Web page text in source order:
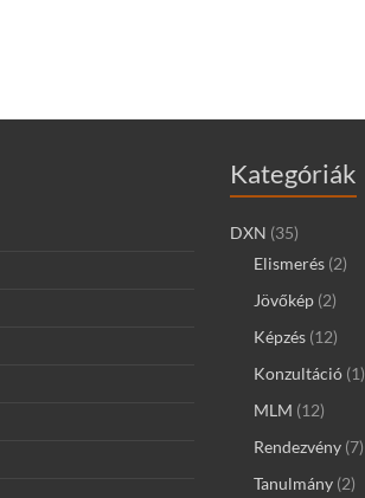
Kategóriák
DXN (35)
Elismerés (2)
Jövőkép (2)
Képzés (12)
Konzultáció (1)
MLM (12)
Rendezvény (7)
Tanulmány (2)